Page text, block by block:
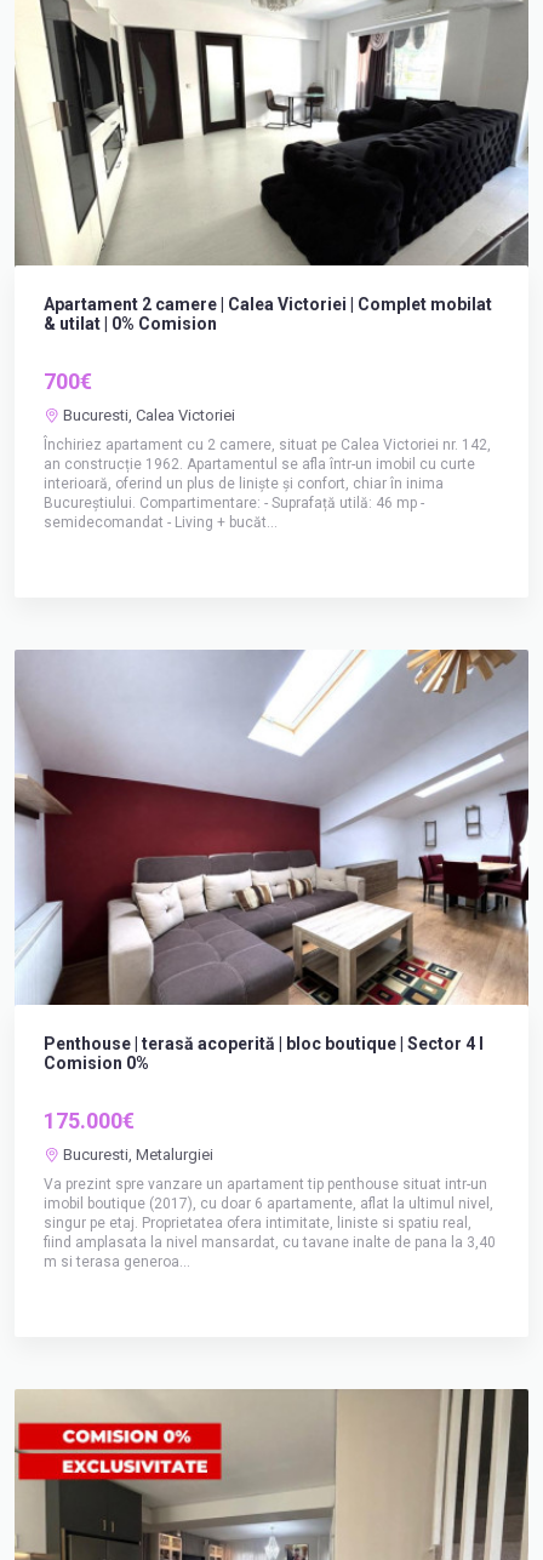
Apartament 2 camere | Calea Victoriei | Complet mobilat
& utilat | 0% Comision
700€
Bucuresti, Calea Victoriei
Închiriez apartament cu 2 camere, situat pe Calea Victoriei nr. 142,
an construcție 1962. Apartamentul se afla într-un imobil cu curte
interioară, oferind un plus de liniște și confort, chiar în inima
Bucureștiului. Compartimentare: - Suprafață utilă: 46 mp -
semidecomandat - Living + bucăt...
Penthouse | terasă acoperită | bloc boutique | Sector 4 I
Comision 0%
175.000€
Bucuresti, Metalurgiei
Va prezint spre vanzare un apartament tip penthouse situat intr-un
imobil boutique (2017), cu doar 6 apartamente, aflat la ultimul nivel,
singur pe etaj. Proprietatea ofera intimitate, liniste si spatiu real,
fiind amplasata la nivel mansardat, cu tavane inalte de pana la 3,40
m si terasa generoa...